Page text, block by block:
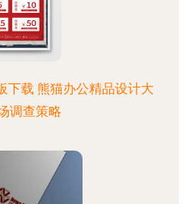
下载 熊猫办公精品设计大
调查策略